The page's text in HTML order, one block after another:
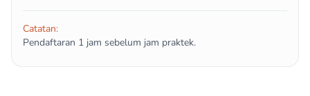
Catatan:
Pendaftaran 1 jam sebelum jam praktek.